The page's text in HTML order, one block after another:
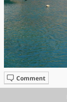
Comment